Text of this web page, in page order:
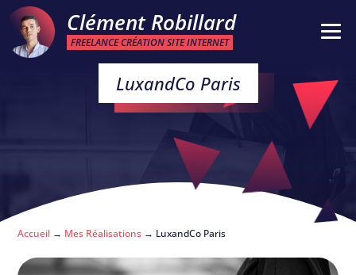
Clément Robillard
FREELANCE CRÉATION SITE INTERNET
LuxandCo Paris
Accueil → Mes Réalisations → LuxandCo Paris